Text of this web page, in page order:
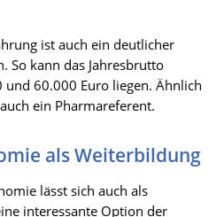
ist auch ein deutlicher
So kann das Jahresbrutto
60.000 Euro liegen. Ähnlich
ein Pharmareferent.
als Weiterbildung
lässt sich auch als
interessante Option der